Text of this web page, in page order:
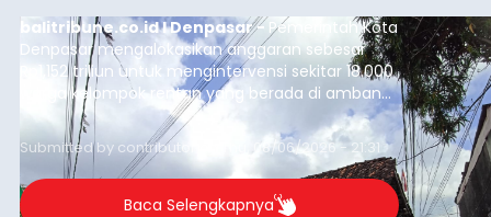
balitribune.co.id I Denpasar - Pemerintah Kota
Denpasar mengalokasikan anggaran sebesar
Rp1,152 triliun untuk mengintervensi sekitar 18.000
warga kelompok rentan yang berada di ambang
garis kemiskinan. Langkah strategis ini diambil
guna menjaga masyarakat yang berada pada
kelompok desil 5 dan 6 tersebut agar tidak
merosot ke kategori miskin.
Submitted by contributor Thu, 08/06/2026 - 21:31
Baca Selengkapnya